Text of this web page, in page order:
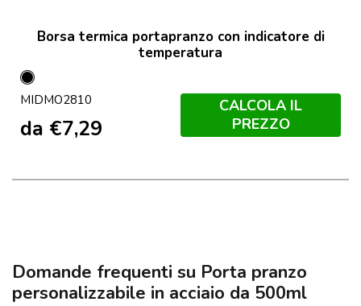
Borsa termica portapranzo con indicatore di
temperatura
Nero
MIDMO2810
da €7,29
CALCOLA IL
PREZZO
Domande frequenti su Porta pranzo
personalizzabile in acciaio da 500ml